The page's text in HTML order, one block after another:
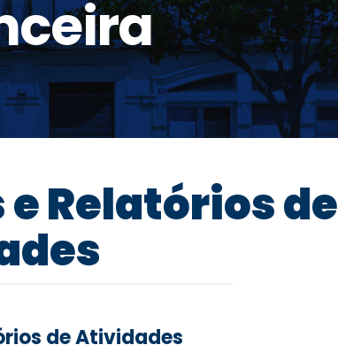
e Relatórios de
de Atividades